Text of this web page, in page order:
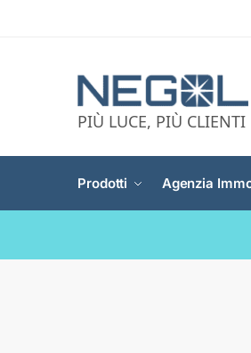
PIÙ LUCE, PIÙ CLIENTI
Prodotti Agenzia